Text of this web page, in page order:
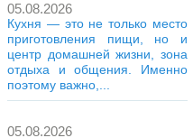
05.08.2026
Кухня — это не только место
приготовления пищи, но и
центр домашней жизни, зона
отдыха и общения. Именно
поэтому важно,...
05.08.2026